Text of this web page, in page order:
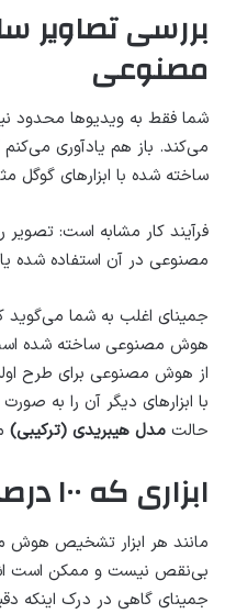
بررسی تصاویر
مصنوعی
شما فقط به ویدیوها محدود
می‌کند. باز هم یادآوری می‌کنم
ساخته شده با ابزارهای گوگل
فرآیند کار مشابه است: تصویر
مصنوعی در آن استفاده شده
جمینای اغلب به شما می‌گوید
هوش مصنوعی ساخته شده
از هوش مصنوعی برای طرح
با ابزارهای دیگر آن را به
حالت مدل هیبریدی (ترکیبی)
ابزاری که ۱۰۰ درصد بی‌نقص نیست
مانند هر ابزار تشخیص هوش
بی‌نقص نیست و ممکن است
جمینای گاهی در درک اینکه